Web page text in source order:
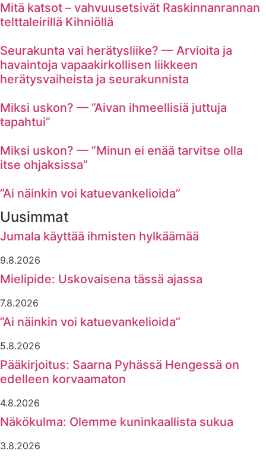
Mitä katsot – vahvuusetsivät Raskinnanrannan
telttaleirillä Kihniöllä
Seurakunta vai herätysliike? — Arvioita ja
havaintoja vapaakirkollisen liikkeen
herätysvaiheista ja seurakunnista
Miksi uskon? — ”Aivan ihmeellisiä juttuja
tapahtui”
Miksi uskon? — ”Minun ei enää tarvitse olla
itse ohjaksissa”
”Ai näinkin voi katuevankelioida”
Uusimmat
Jumala käyttää ihmisten hylkäämää
9.8.2026
Mielipide: Uskovaisena tässä ajassa
7.8.2026
”Ai näinkin voi katuevankelioida”
5.8.2026
Pääkirjoitus: Saarna Pyhässä Hengessä on
edelleen korvaamaton
4.8.2026
Näkökulma: Olemme kuninkaallista sukua
3.8.2026